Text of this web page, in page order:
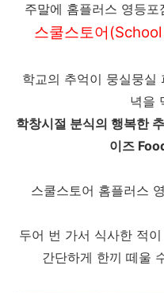
주말에 홈플러스 영등
스쿨스토어
학교의 추억이 뭉실뭉실
녁을
학창시절 분식의 행복한
이즈
스쿨스토어 홈플러스
두어 번 가서 식사한 적
간단하게 한끼 떼울